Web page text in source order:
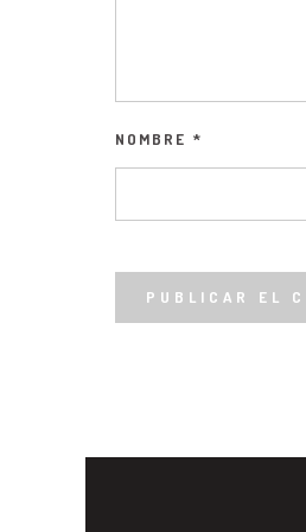
NOMBRE *